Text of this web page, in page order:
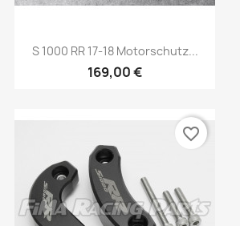
Vorschau
S 1000 RR 17-18 Motorschutz...
169,00 €
favorite_border